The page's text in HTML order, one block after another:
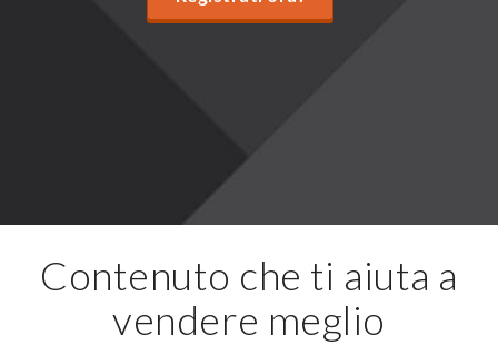
Contenuto che ti aiuta a
vendere meglio